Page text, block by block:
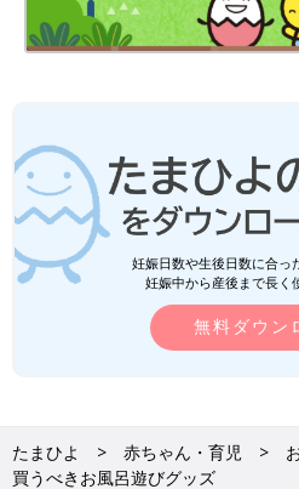
妊娠日数や生後日数に合っ
妊娠中から産後まで長く
無料ダウン
たまひよ 赤ちゃん・育児
買うべきお風呂遊びグッズ